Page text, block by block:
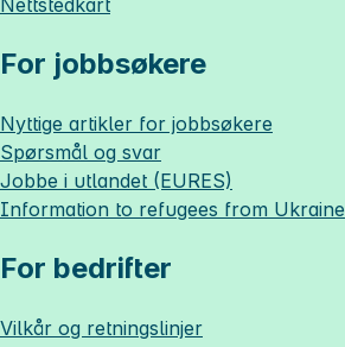
Nettstedkart
For jobbsøkere
Nyttige artikler for jobbsøkere
Spørsmål og svar
Jobbe i utlandet (EURES)
Information to refugees from Ukraine
For bedrifter
Vilkår og retningslinjer